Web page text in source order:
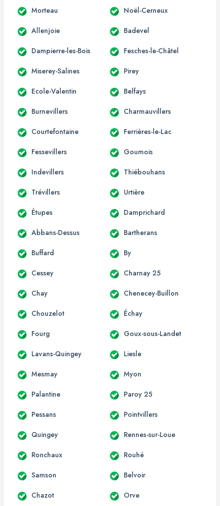
Morteau Noël-Cerneux
Allenjoie Badevel
Dampierre-les-Bois Fesches-le-Châtel
Miserey-Salines Pirey
Ecole-Valentin Belfays
Burnevillers Charmauvillers
Courtefontaine Ferrières-le-Lac
Fessevillers Goumois
Indevillers Thiébouhans
Trévillers Urtière
Étupes Damprichard
Abbans-Dessus Bartherans
Buffard By
Cessey Charnay 25
Chay Chenecey-Buillon
Chouzelot Échay
Fourg Goux-sous-Landet
Lavans-Quingey Liesle
Mesmay Myon
Palantine Paroy 25
Pessans Pointvillers
Quingey Rennes-sur-Loue
Ronchaux Rouhé
Samson Belvoir
Chazot Orve